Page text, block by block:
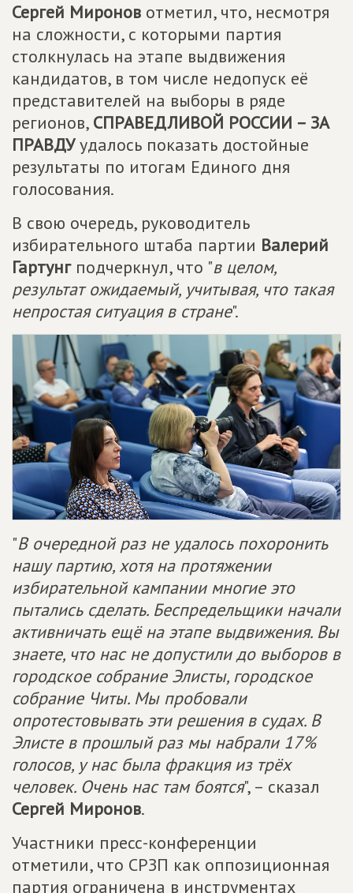
Сергей Миронов отметил, что, несмотря
на сложности, с которыми партия
столкнулась на этапе выдвижения
кандидатов, в том числе недопуск её
представителей на выборы в ряде
регионов, СПРАВЕДЛИВОЙ РОССИИ – ЗА
ПРАВДУудалось показать достойные
результаты по итогам Единого дня
голосования.
В свою очередь, руководитель
избирательного штаба партии Валерий
Гартунгподчеркнул, что "в целом,
результат ожидаемый, учитывая, что такая
непростая ситуация в стране".
"В очередной раз не удалось похоронить
нашу партию, хотя на протяжении
избирательной кампании многие это
пытались сделать. Беспредельщики начали
активничать ещё на этапе выдвижения. Вы
знаете, что нас не допустили до выборов в
городское собрание Элисты, городское
собрание Читы. Мы пробовали
опротестовывать эти решения в судах. В
Элисте в прошлый раз мы набрали 17%
голосов, у нас была фракция из трёх
человек. Очень нас там боятся", – сказал
Сергей Миронов.
Участники пресс-конференции
отметили, что СРЗП как оппозиционная
партия ограничена в инструментах